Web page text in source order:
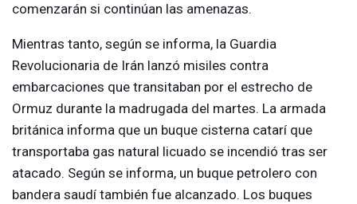
comenzarán si continúan las amenazas.
Mientras tanto, según se informa, la Guardia
Revolucionaria de Irán lanzó misiles contra
embarcaciones que transitaban por el estrecho de
Ormuz durante la madrugada del martes. La armada
británica informa que un buque cisterna catarí que
transportaba gas natural licuado se incendió tras ser
atacado. Según se informa, un buque petrolero con
bandera saudí también fue alcanzado. Los buques